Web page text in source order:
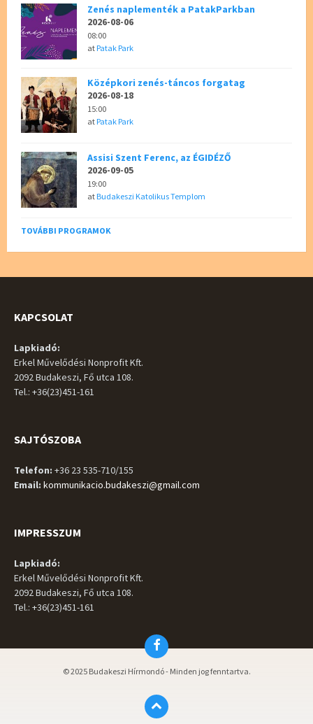
Zenés naplementék a PatakParkban
2026-08-06
08:00
atPatak Park
Középkori zenés-táncos forgatag
2026-08-18
15:00
atPatak Park
Assisi Szent Ferenc, az ÉGIDÉZŐ
2026-09-05
19:00
atBudakeszi Katolikus Templom
TOVÁBBI PROGRAMOK
KAPCSOLAT
Lapkiadó:
Erkel Művelődési Nonprofit Kft.
2092 Budakeszi, Fő utca 108.
Tel.: +36(23)451-161
SAJTÓSZOBA
Telefon: +36 23 535-710/155
Email: kommunikacio.budakeszi@gmail.com
IMPRESSZUM
Lapkiadó:
Erkel Művelődési Nonprofit Kft.
2092 Budakeszi, Fő utca 108.
Tel.: +36(23)451-161
Facebook
© 2025 Budakeszi Hírmondó - Minden jog fenntartva.